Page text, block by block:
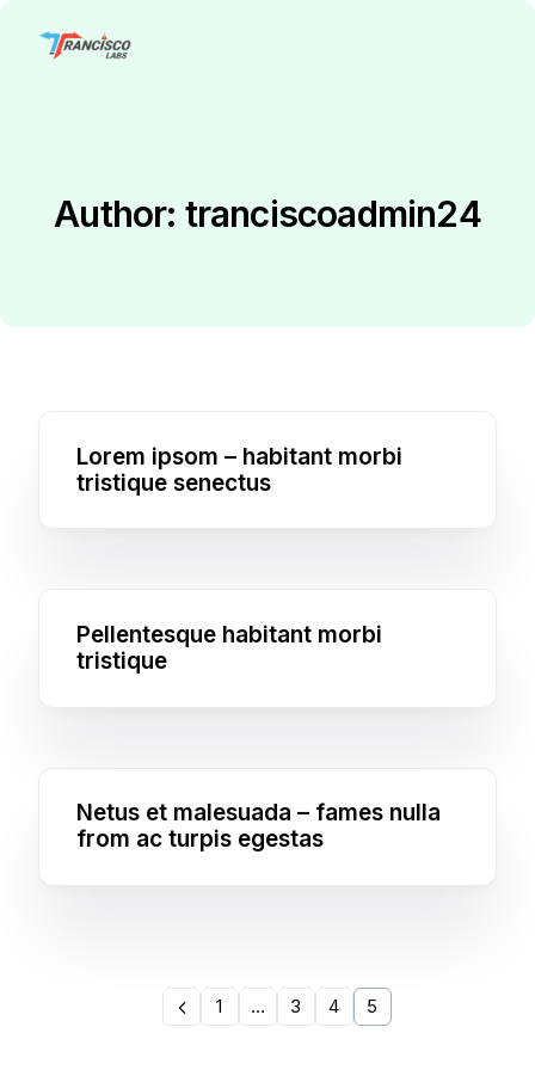
Author: tranciscoadmin24
Lorem ipsom – habitant morbi
tristique senectus
Pellentesque habitant morbi
tristique
Netus et malesuada – fames nulla
from ac turpis egestas
1 … 3 4 5
Request a Quote